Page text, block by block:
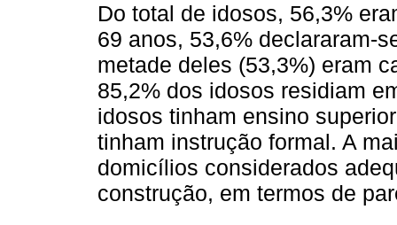
Do total de idosos, 56,3%
69 anos, 53,6% declararam-
metade deles (53,3%) eram
85,2% dos idosos residiam
idosos tinham ensino
tinham instrução formal. A
domicílios considerados
construção, em termos de